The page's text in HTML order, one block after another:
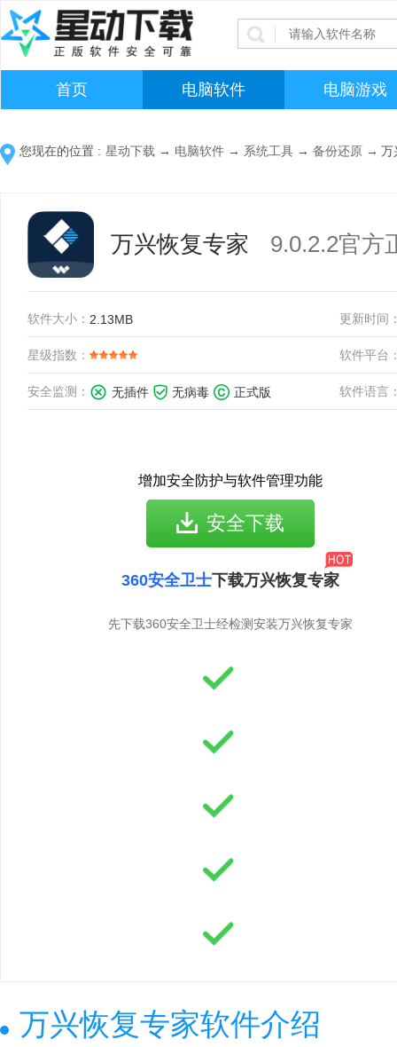
首页 电脑软件 电脑游戏
您现在的位置 : 星动下载 → 电脑软件 → 系统工具 → 备份还原 → 万
万兴恢复专家 9.0.2.2官方
软件大小： 2.13MB 更新时间
星级指数： 软件平台
安全监测： 无插件 无病毒 正式版 软件语言
增加安全防护与软件管理功能
安全下载
360安全卫士下载万兴恢复专家
先下载360安全卫士经检测安装万兴恢复专家
万兴恢复专家软件介绍